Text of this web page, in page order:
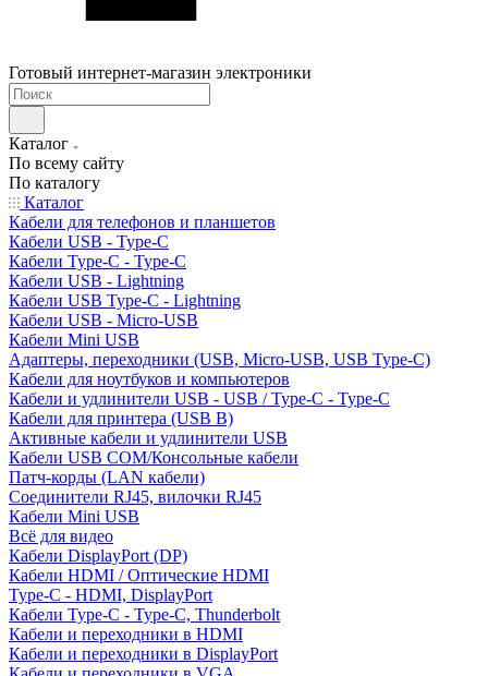
Готовый интернет-магазин электроники
Каталог
По всему сайту
По каталогу
Каталог
Кабели для телефонов и планшетов
Кабели USB - Type-C
Кабели Type-C - Type-C
Кабели USB - Lightning
Кабели USB Type-C - Lightning
Кабели USB - Micro-USB
Кабели Mini USB
Адаптеры, переходники (USB, Micro-USB, USB Type-C)
Кабели для ноутбуков и компьютеров
Кабели и удлинители USB - USB / Type-C - Type-C
Кабели для принтера (USB B)
Активные кабели и удлинители USB
Кабели USB COM/Консольные кабели
Патч-корды (LAN кабели)
Соединители RJ45, вилочки RJ45
Кабели Mini USB
Всё для видео
Кабели DisplayPort (DP)
Кабели HDMI / Оптические HDMI
Type-C - HDMI, DisplayPort
Кабели Type-C - Type-C, Thunderbolt
Кабели и переходники в HDMI
Кабели и переходники в DisplayPort